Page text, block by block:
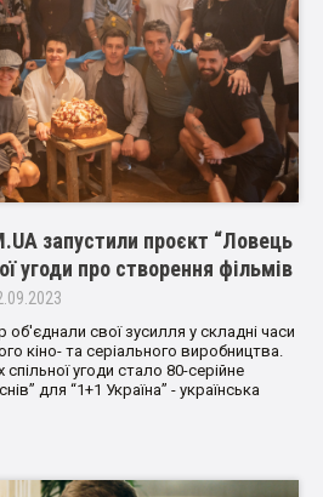
запустили проєкт “Ловець
угоди про створення фільмів
об'єднали свої зусилля у складні часи
кіно- та серіального виробництва.
угоди стало 80-серійне
для “1+1 Україна” - українська